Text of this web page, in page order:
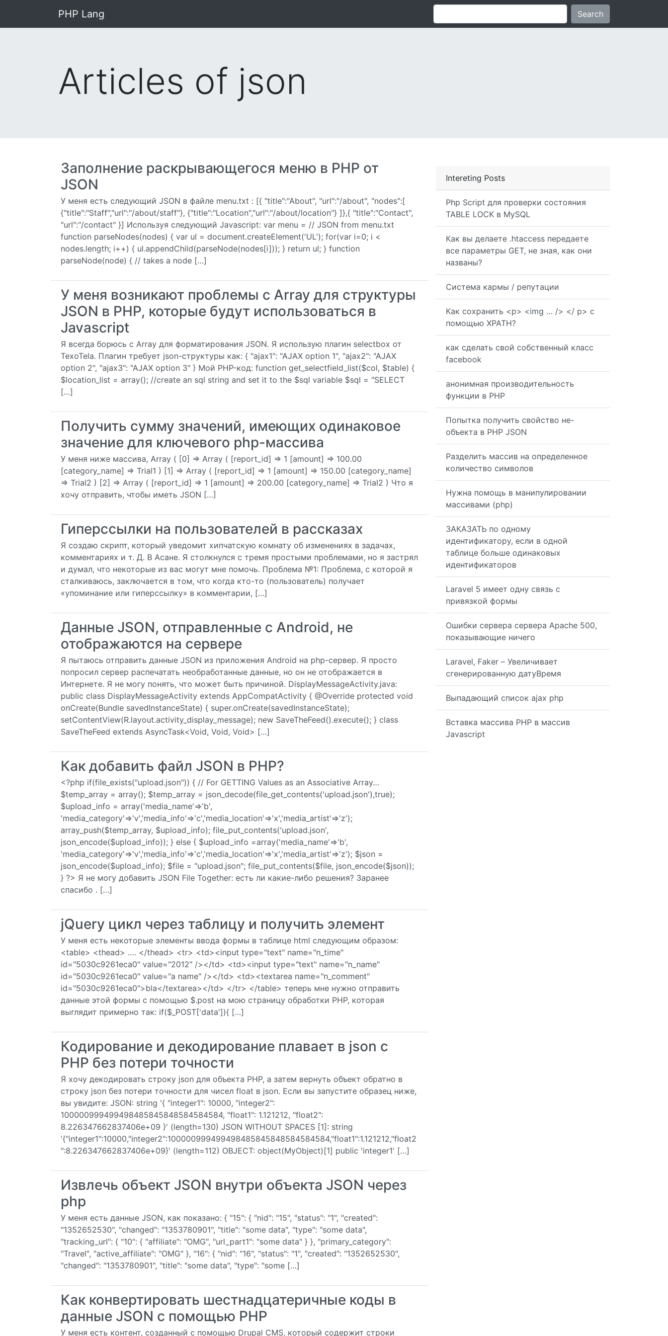
PHP Lang Search
Articles of json
Заполнение раскрывающегося меню в PHP от
JSON
У меня есть следующий JSON в файле menu.txt : [{ "title":"About", "url":"/about", "nodes":[
{"title":"Staff","url":"/about/staff"}, {"title":"Location","url":"/about/location"} ]},{ "title":"Contact",
"url":"/contact" }] Используя следующий Javascript: var menu = // JSON from menu.txt
function parseNodes(nodes) { var ul = document.createElement('UL'); for(var i=0; i <
nodes.length; i++) { ul.appendChild(parseNode(nodes[i])); } return ul; } function
parseNode(node) { // takes a node […]
У меня возникают проблемы с Array для структуры
JSON в PHP, которые будут использоваться в
Javascript
Я всегда борюсь с Array для форматирования JSON. Я использую плагин selectbox от
TexoTela. Плагин требует json-структуры как: { "ajax1": "AJAX option 1", "ajax2": "AJAX
option 2", "ajax3": "AJAX option 3" } Мой PHP-код: function get_selectfield_list($col, $table) {
$location_list = array(); //create an sql string and set it to the $sql variable $sql = "SELECT
[…]
Получить сумму значений, имеющих одинаковое
значение для ключевого php-массива
У меня ниже массива, Array ( [0] => Array ( [report_id] => 1 [amount] => 100.00
[category_name] => Trial1 ) [1] => Array ( [report_id] => 1 [amount] => 150.00 [category_name]
=> Trial2 ) [2] => Array ( [report_id] => 1 [amount] => 200.00 [category_name] => Trial2 ) Что я
хочу отправить, чтобы иметь JSON […]
Гиперссылки на пользователей в рассказах
Я создаю скрипт, который уведомит хипчатскую комнату об изменениях в задачах,
комментариях и т. Д. В Асане. Я столкнулся с тремя простыми проблемами, но я застрял
и думал, что некоторые из вас могут мне помочь. Проблема №1: Проблема, с которой я
сталкиваюсь, заключается в том, что когда кто-то (пользователь) получает
«упоминание или гиперссылку» в комментарии, […]
Данные JSON, отправленные с Android, не
отображаются на сервере
Я пытаюсь отправить данные JSON из приложения Android на php-сервер. Я просто
попросил сервер распечатать необработанные данные, но он не отображается в
Интернете. Я не могу понять, что может быть причиной. DisplayMessageActivity.java:
public class DisplayMessageActivity extends AppCompatActivity { @Override protected void
onCreate(Bundle savedInstanceState) { super.onCreate(savedInstanceState);
setContentView(R.layout.activity_display_message); new SaveTheFeed().execute(); } class
SaveTheFeed extends AsyncTask<Void, Void, Void> […]
Как добавить файл JSON в PHP?
<?php if(file_exists("upload.json")) { // For GETTING Values as an Associative Array…
$temp_array = array(); $temp_array = json_decode(file_get_contents('upload.json'),true);
$upload_info = array('media_name'=>'b',
'media_category'=>'v','media_info'=>'c','media_location'=>'x','media_artist'=>'z');
array_push($temp_array, $upload_info); file_put_contents('upload.json',
json_encode($upload_info)); } else { $upload_info =array('media_name'=>'b',
'media_category'=>'v','media_info'=>'c','media_location'=>'x','media_artist'=>'z'); $json =
json_encode($upload_info); $file = "upload.json"; file_put_contents($file, json_encode($json));
} ?> Я не могу добавить JSON File Together: есть ли какие-либо решения? Заранее
спасибо . […]
jQuery цикл через таблицу и получить элемент
У меня есть некоторые элементы ввода формы в таблице html следующим образом:
<table> <thead> …. </thead> <tr> <td><input type="text" name="n_time"
id="5030c9261eca0" value="2012" /></td> <td><input type="text" name="n_name"
id="5030c9261eca0" value="a name" /></td> <td><textarea name="n_comment"
id="5030c9261eca0">bla</textarea></td> </tr> </table> теперь мне нужно отправить
данные этой формы с помощью $.post на мою страницу обработки PHP, которая
выглядит примерно так: if($_POST['data']){ […]
Кодирование и декодирование плавает в json с
PHP без потери точности
Я хочу декодировать строку json для объекта PHP, а затем вернуть объект обратно в
строку json без потери точности для чисел float в json. Если вы запустите образец ниже,
вы увидите: JSON: string '{ "integer1": 10000, "integer2":
100000999499498485845848584584584, "float1": 1.121212, "float2":
8.226347662837406e+09 }' (length=130) JSON WITHOUT SPACES [1]: string
'{"integer1":10000,"integer2":100000999499498485845848584584584,"float1":1.121212,"float2
":8.226347662837406e+09}' (length=112) OBJECT: object(MyObject)[1] public 'integer1' […]
Извлечь объект JSON внутри объекта JSON через
php
У меня есть данные JSON, как показано: { "15": { "nid": "15", "status": "1", "created":
"1352652530", "changed": "1353780901", "title": "some data", "type": "some data",
"tracking_url": { "10": { "affiliate": "OMG", "url_part1": "some data" } }, "primary_category":
"Travel", "active_affiliate": "OMG" }, "16": { "nid": "16", "status": "1", "created": "1352652530",
"changed": "1353780901", "title": "some data", "type": "some […]
Как конвертировать шестнадцатеричные коды в
данные JSON с помощью PHP
У меня есть контент, созданный с помощью Drupal CMS, который содержит строки
Intereting Posts
Php Script для проверки состояния
TABLE LOCK в MySQL
Как вы делаете .htaccess передаете
все параметры GET, не зная, как они
названы?
Система кармы / репутации
Как сохранить <p> <img … /> </ p> с
помощью XPATH?
как сделать свой собственный класс
facebook
анонимная производительность
функции в PHP
Попытка получить свойство не-
объекта в PHP JSON
Разделить массив на определенное
количество символов
Нужна помощь в манипулировании
массивами (php)
ЗАКАЗАТЬ по одному
идентификатору, если в одной
таблице больше одинаковых
идентификаторов
Laravel 5 имеет одну связь с
привязкой формы
Ошибки сервера сервера Apache 500,
показывающие ничего
Laravel, Faker – Увеличивает
сгенерированную датуВремя
Выпадающий список ajax php
Вставка массива PHP в массив
Javascript